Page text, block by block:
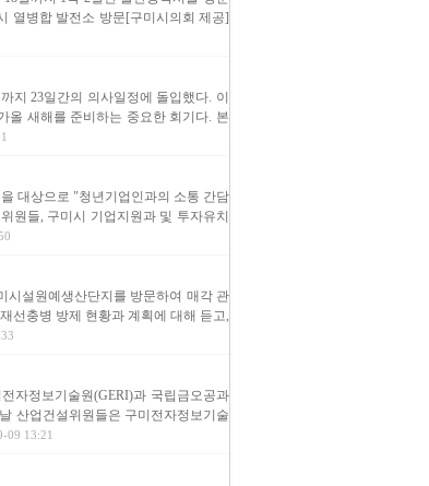
열병합 발전소 방문[구미시의회 제공]
지 23일간의 의사일정에 돌입했다. 이
올 새해를 준비하는 중요한 회기다. 본
대상으로 "청년기업인과의 소통 간담
원들, 구미시 기업지원과 및 투자유치
시설원예생산단지를 방문하여 매각 관
선충병 방제 현황과 계획에 대해 듣고,
자정보기술원(GERI)과 국립금오공과
산업건설위원들은 구미전자정보기술
09 13:21